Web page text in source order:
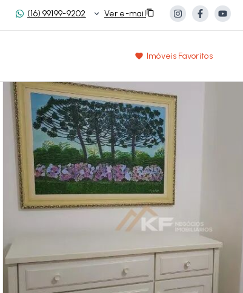
(16) 99199-9202 Ver e-mail
Imóveis Favoritos